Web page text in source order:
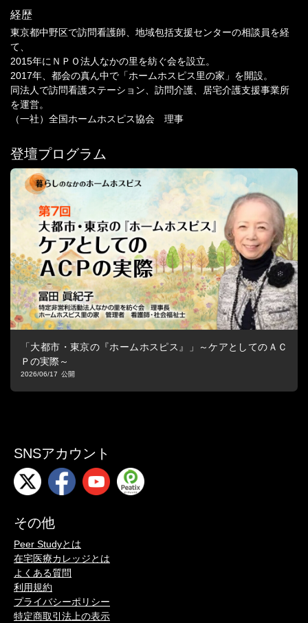
経歴
東京都中野区で訪問看護師、地域包括支援センターの相談員を経
て、
2015年にＮＰＯ法人なかの里を紡ぐ会を設立。
2017年、都会の真ん中で「ホームホスピス里の家」を開設。
同法人で訪問看護ステーション、訪問介護、居宅介護支援事業所
を運営。
（一社）全国ホームホスピス協会 理事
登壇プログラム
「大都市・東京の『ホームホスピス』」～ケアとしてのＡＣ
Ｐの実際～
2026/06/17
SNSアカウント
その他
Peer Studyとは
在宅医療カレッジとは
よくある質問
利用規約
プライバシーポリシー
特定商取引法上の表示